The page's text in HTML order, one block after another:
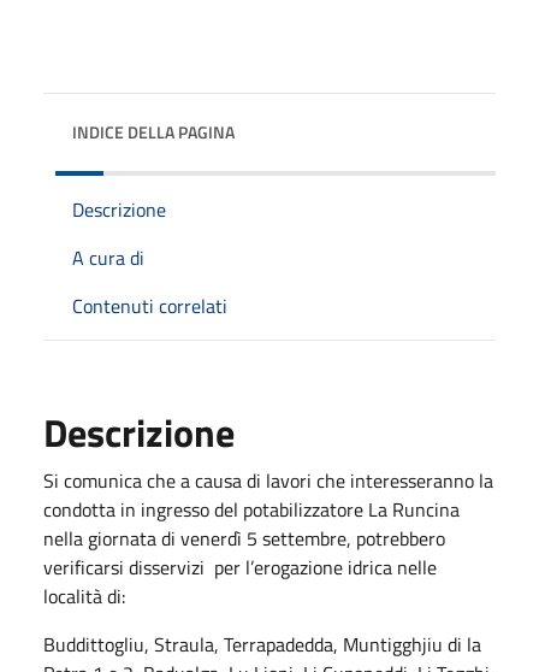
INDICE DELLA PAGINA
Descrizione
A cura di
Contenuti correlati
Descrizione
Si comunica che a causa di lavori che interesseranno la
condotta in ingresso del potabilizzatore La Runcina
nella giornata di venerdì 5 settembre, potrebbero
verificarsi disservizi per l’erogazione idrica nelle
località di:
Buddittogliu, Straula, Terrapadedda, Muntigghjiu di la